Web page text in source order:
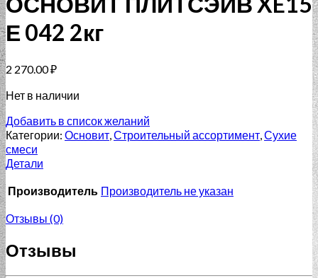
Е 042 2кг
2 270.00₽
Нет в наличии
Добавить в список желаний
Категории: Основит,Строительный ассортимент,Сухие
смеси
Детали
Производитель Производитель не указан
Отзывы (0)
Отзывы